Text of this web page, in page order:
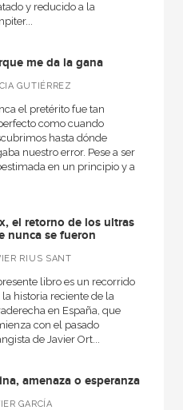
y reducido a la
me da la gana
GUTIÉRREZ
el pretérito fue tan
como cuando
hasta dónde
nuestro error. Pese a ser
en un principio y a
el retorno de los ultras
nunca se fueron
RIUS SANT
libro es un recorrido
la historia reciente de la
en España, que
con el pasado
de Javier Ort...
amenaza o esperanza
GARCÍA